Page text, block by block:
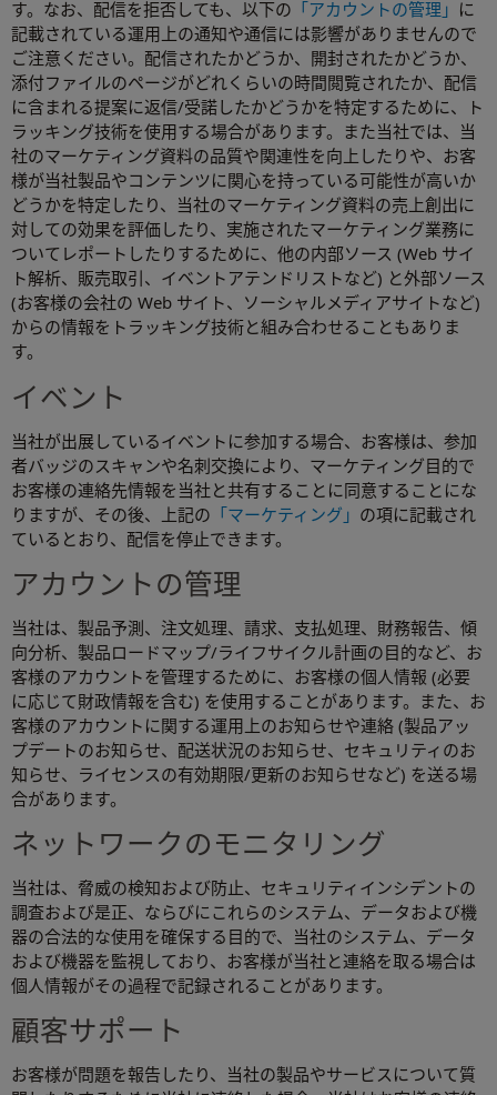
す。なお、配信を拒否しても、以下の 「アカウントの管理」 に
記載されている運用上の通知や通信には影響がありませんので
ご注意ください。配信されたかどうか、開封されたかどうか、
添付ファイルのページがどれくらいの時間閲覧されたか、配信
に含まれる提案に返信/受諾したかどうかを特定するために、ト
ラッキング技術を使用する場合があります。また当社では、当
社のマーケティング資料の品質や関連性を向上したりや、お客
様が当社製品やコンテンツに関心を持っている可能性が高いか
どうかを特定したり、当社のマーケティング資料の売上創出に
対しての効果を評価したり、実施されたマーケティング業務に
ついてレポートしたりするために、他の内部ソース (Web サイ
ト解析、販売取引、イベントアテンドリストなど) と外部ソース
(お客様の会社の Web サイト、ソーシャルメディアサイトなど)
からの情報をトラッキング技術と組み合わせることもありま
す。
イベント
当社が出展しているイベントに参加する場合、お客様は、参加
者バッジのスキャンや名刺交換により、マーケティング目的で
お客様の連絡先情報を当社と共有することに同意することにな
りますが、その後、上記の 「マーケティング」 の項に記載され
ているとおり、配信を停止できます。
アカウントの管理
当社は、製品予測、注文処理、請求、支払処理、財務報告、傾
向分析、製品ロードマップ/ライフサイクル計画の目的など、お
客様のアカウントを管理するために、お客様の個人情報 (必要
に応じて財政情報を含む) を使用することがあります。また、お
客様のアカウントに関する運用上のお知らせや連絡 (製品アッ
プデートのお知らせ、配送状況のお知らせ、セキュリティのお
知らせ、ライセンスの有効期限/更新のお知らせなど) を送る場
合があります。
ネットワークのモニタリング
当社は、脅威の検知および防止、セキュリティインシデントの
調査および是正、ならびにこれらのシステム、データおよび機
器の合法的な使用を確保する目的で、当社のシステム、データ
および機器を監視しており、お客様が当社と連絡を取る場合は
個人情報がその過程で記録されることがあります。
顧客サポート
お客様が問題を報告したり、当社の製品やサービスについて質